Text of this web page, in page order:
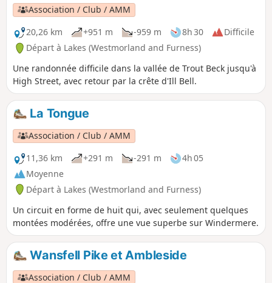
Association / Club / AMM
20,26 km
+951 m -959 m 8h 30
Difficile
Départ à Lakes (Westmorland and Furness)
Une randonnée difficile dans la vallée de Trout Beck jusqu'à
High Street, avec retour par la crête d'Ill Bell.
La Tongue
Association / Club / AMM
11,36 km
+291 m -291 m
4h 05
Moyenne
Départ à Lakes (Westmorland and Furness)
Un circuit en forme de huit qui, avec seulement quelques
montées modérées, offre une vue superbe sur Windermere.
Wansfell Pike et Ambleside
Association / Club / AMM